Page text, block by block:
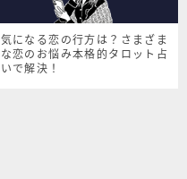
気になる恋の行方は？さまざま
な恋のお悩み本格的タロット占
いで解決！